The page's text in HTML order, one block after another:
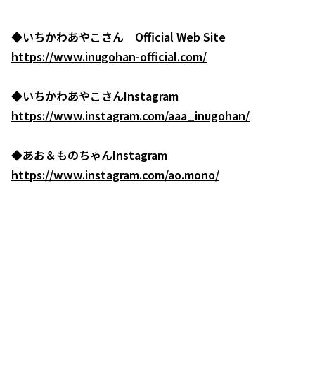
◆いちかわあやこさん Official Web Site
https://www.inugohan-official.com/
◆いちかわあやこさんInstagram
https://www.instagram.com/aaa_inugohan/
◆あお＆ものちゃんInstagram
https://www.instagram.com/ao.mono/